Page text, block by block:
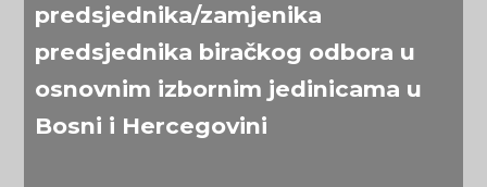
predsjednika/zamjenika
predsjednika biračkog odbora u
osnovnim izbornim jedinicama u
Bosni i Hercegovini